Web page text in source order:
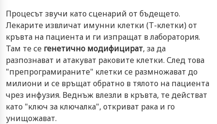
Процесът звучи като сценарий от бъдещето.
Лекарите извличат имунни клетки (Т-клетки) от
кръвта на пациента и ги изпращат в лаборатория.
Там те се генетично модифицират, за да
разпознават и атакуват раковите клетки. След това
"препрограмираните" клетки се размножават до
милиони и се връщат обратно в тялото на пациента
чрез инфузия. Веднъж влезли в кръвта, те действат
като "ключ за ключалка", откриват рака и го
унищожават.